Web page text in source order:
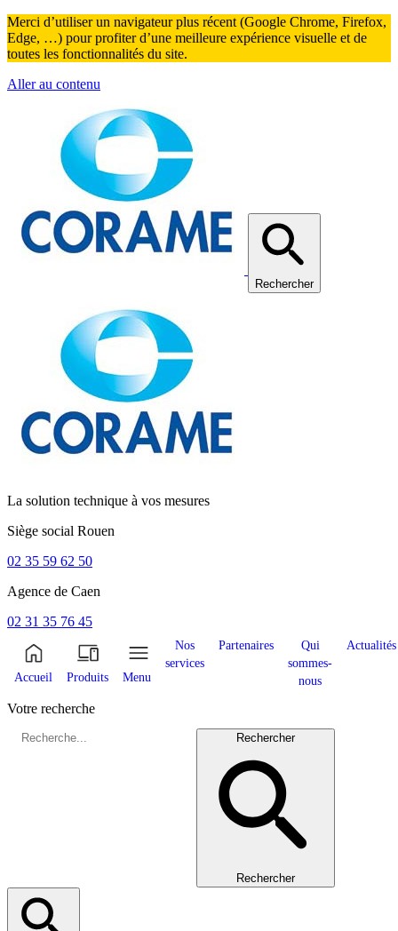
Merci d’utiliser un navigateur plus récent (Google Chrome, Firefox,
Edge, …) pour profiter d’une meilleure expérience visuelle et de
toutes les fonctionnalités du site.
Aller au contenu
Rechercher
La solution technique à vos mesures
Siège social Rouen
02 35 59 62 50
Agence de Caen
02 31 35 76 45
Accueil Produits Menu
Nos
services
Partenaires
Qui
sommes-
nous
Actualités
Votre recherche
Rechercher
Rechercher